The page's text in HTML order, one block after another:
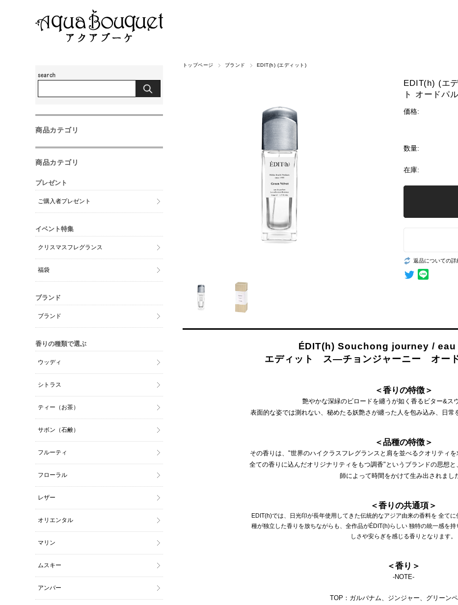
トップページ ブランド EDIT(h) (エディット)
EDIT(h) (エ
ト オードパ
価格:
数量:
在庫:
返品についての詳
ÉDIT(h) Souchong journey /
エディット ス―チョンジャーニー オー
＜香りの特徴＞
艶やかな深緑のビロードを纏うが如く香るビター&ス
表面的な姿では測れない、秘めたる妖艶さが纏った人を包み込み、日常
＜品種の特徴＞
その香りは、"世界のハイクラスフレグランスと肩を並べるクオリティ
全ての香りに込んだオリジナリティをもつ調香"というブランドの思想
師によって時間をかけて生み出されまし
＜香りの共通項＞
EDIT(h)では、日光印が長年使用してきた伝統的なアジア由来の香料を 全て
種が独立した香りを放ちながらも、全作品がÉDIT(h)らしい 独特の統一感を
しさや安らぎを感じる香りとなります。
＜香り＞
-NOTE-
TOP：ガルバナム、ジンジャー、グリーン
商品カテゴリ
商品カテゴリ
プレゼント
ご購入者プレゼント
イベント特集
クリスマスフレグランス
福袋
ブランド
ブランド
香りの種類で選ぶ
ウッディ
シトラス
ティー（お茶）
サボン（石鹸）
フルーティ
フローラル
レザー
オリエンタル
マリン
ムスキー
アンバー